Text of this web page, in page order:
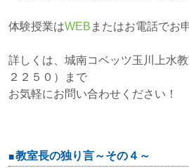
体験授業はWEB またはお電話でお
詳しくは、城南コベッツ玉川上水
２２５０）まで
お気軽にお問い合わせください！
教室長の独り言～その４～